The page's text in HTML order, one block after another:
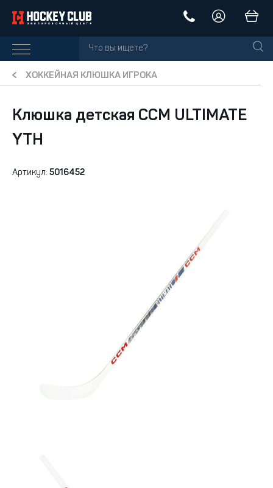
ХОККЕЙНАЯ КЛЮШКА ИГРОКА
Клюшка детская CCM ULTIMATE
YTH
Артикул: 5016452